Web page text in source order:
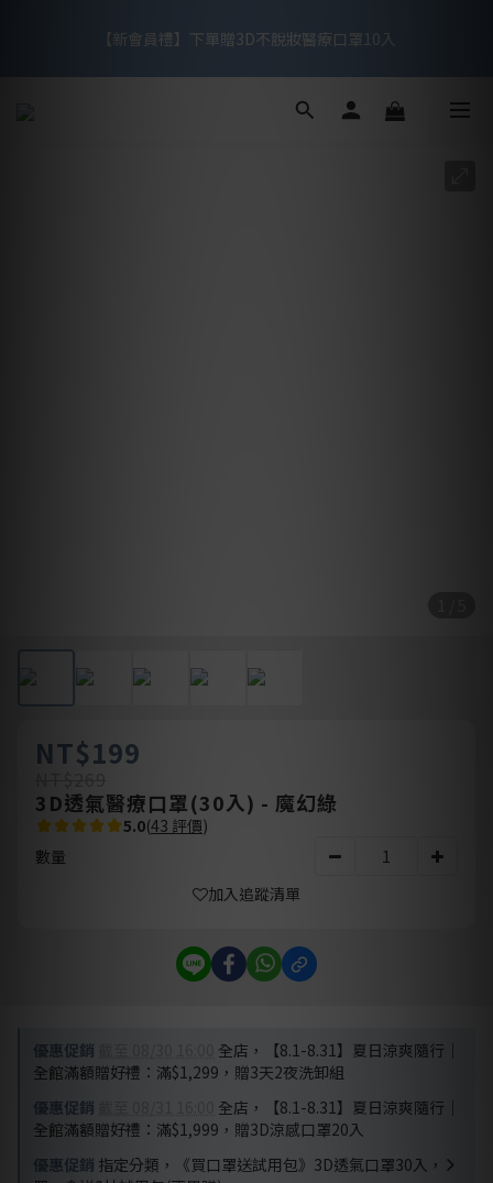
醫療口罩
【新會員禮】下單贈3D不脫妝醫療口罩10入
【滿額禮】滿$1,299贈3天2夜洗卸旅行組，滿$1,999再贈3D涼感
NT$199
3D透氣醫療口罩(30入) - 魔幻綠
5.0(43 評價)
數量
加入追蹤清單
優惠促銷
全店，【8.1-8.31】夏日涼爽隨行｜
全館滿額贈好禮：滿$1,299，贈3天2夜洗卸組
優惠促銷
全店，【8.1-8.31】夏日涼爽隨行｜
全館滿額贈好禮：滿$1,999，贈3D涼感口罩20入
優惠促銷 指定分類，《買口罩送試用包》3D透氣口罩30入，